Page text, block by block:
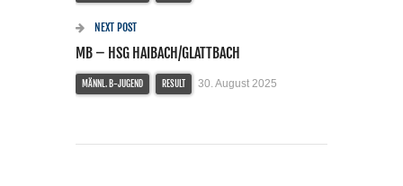
NEXT POST
MB – HSG HAIBACH/GLATTBACH
MÄNNL. B-JUGEND RESULT 30. August 2025